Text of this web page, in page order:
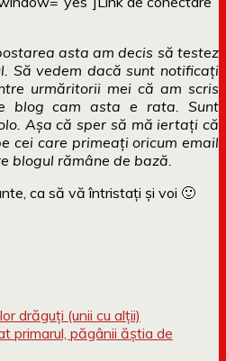
asta am decis să testez
Să vedem dacă sunt notificați
urmăritorii mei că am scris
blog cam asta e rata. Sunt
Așa că sper să mă iertați că
cei care primeați oricum email
blogul rămâne de bază.
ca să vă întristați și voi 🙂
drăguți (unii cu alții)
primarul, păgânii ăștia de